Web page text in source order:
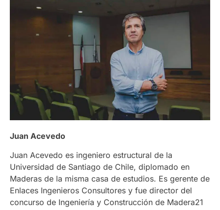
Juan Acevedo
Juan Acevedo es ingeniero estructural de la
Universidad de Santiago de Chile, diplomado en
Maderas de la misma casa de estudios. Es gerente de
Enlaces Ingenieros Consultores y fue director del
concurso de Ingeniería y Construcción de Madera21